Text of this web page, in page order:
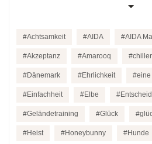
Achtsamkeit AIDA AIDA
Akzeptanz Amarooq
Dänemark Ehrlichkeit eine
Einfachheit Elbe
Geländetraining Glück
Heist Honeybunny Hunde